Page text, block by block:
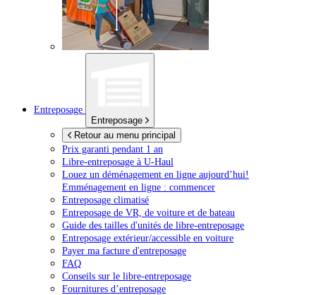
Entreposage
Entreposage
Retour au menu principal
Prix garanti pendant 1 an
Libre-entreposage à U-Haul
Louez un déménagement en ligne aujourd’hui!
Emménagement en ligne : commencer
Entreposage climatisé
Entreposage de VR, de voiture et de bateau
Guide des tailles d'unités de libre-entreposage
Entreposage extérieur/accessible en voiture
Payer ma facture d'entreposage
FAQ
Conseils sur le libre-entreposage
Fournitures d’entreposage